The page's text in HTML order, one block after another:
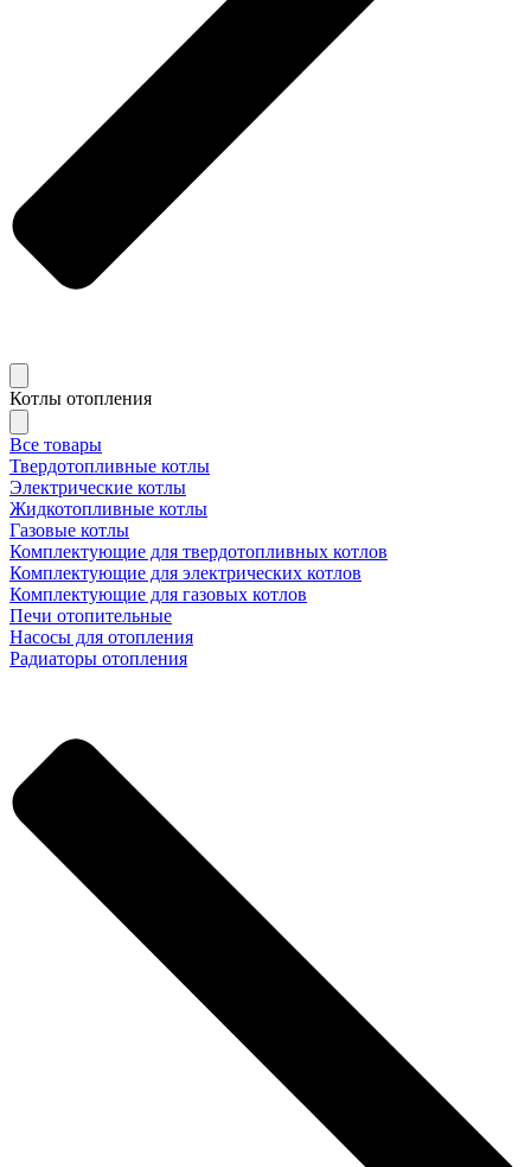
Котлы отопления
Все товары
Твердотопливные котлы
Электрические котлы
Жидкотопливные котлы
Газовые котлы
Комплектующие для твердотопливных котлов
Комплектующие для электрических котлов
Комплектующие для газовых котлов
Печи отопительные
Насосы для отопления
Радиаторы отопления